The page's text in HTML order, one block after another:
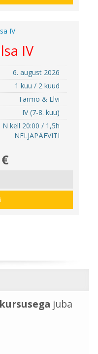
IV
6. august 2026
1 kuu / 2 kuud
Tarmo & Elvi
IV (7-8. kuu)
N kell 20:00 / 1,5h
NELJAPÄEVITI
juba